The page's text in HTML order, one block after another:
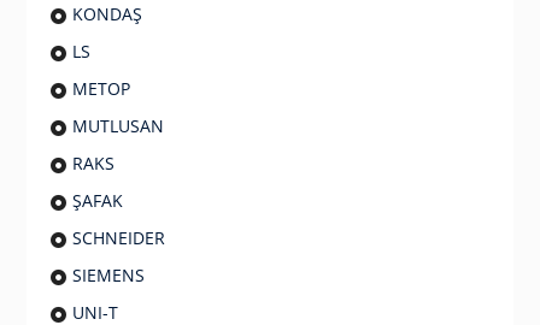
KONDAŞ
LS
METOP
MUTLUSAN
RAKS
ŞAFAK
SCHNEIDER
SIEMENS
UNI-T